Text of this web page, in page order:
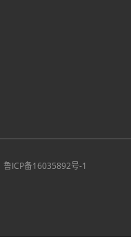
鲁ICP备16035892号-1